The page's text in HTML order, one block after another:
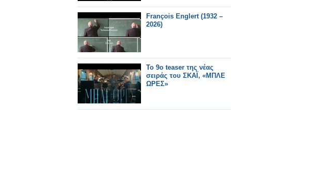
François Englert (1932 –
2026)
Το 9ο teaser της νέας
σειράς του ΣΚΑΪ, «ΜΠΛΕ
ΩΡΕΣ»